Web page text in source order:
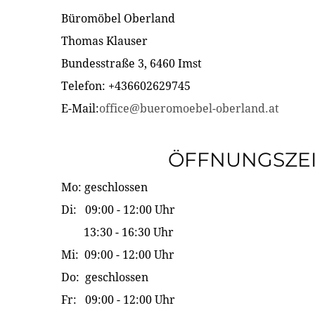
Büromöbel Oberland
Thomas Klauser
Bundesstraße 3, 6460 Imst
Telefon: +436602629745
E-Mail:office@bueromoebel-oberland.at
Mo: geschlossen
Di: 09:00 - 12:00 Uhr
13:30 - 16:30 Uhr
Mi: 09:00 - 12:00 Uhr
Do: geschlossen
Fr: 09:00 - 12:00 Uhr